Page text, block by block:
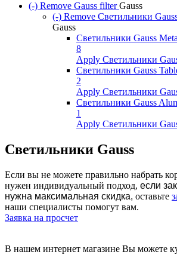
(-) Remove Gauss filterGauss
(-) Remove Светильники
Gauss
Светильники Gauss
8
Apply Светильники
Светильники Gauss
2
Apply Светильники
Светильники Gauss
1
Apply Светильники
Светильники Gauss
Если вы не можете правильно набрать
нужен индивидуальный подход, если
нужна максимальная скидка, оставьте
наши специалисты помогут вам.
Заявка на просчет
В нашем интернет магазине Вы можете